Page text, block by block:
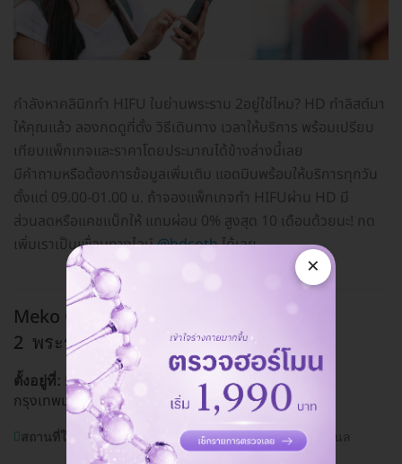
กำลังหาคลินิกทำ HIFU ในย่านพระราม 2อยู่ใช่ไหม? HD ทำลิสต์มา
ให้คุณแล้ว ลองกดดูที่ตั้ง วิธีเดินทาง เวลาให้บริการ พร้อมเปรียบ
เทียบแพ็กเกจและราคาโดยประมาณได้ข้างล่างนี้เลย
มีคำถามหรือต้องการข้อมูลเพิ่มเติม แอดมินพร้อมให้บริการทุกวัน
ตั้งแต่ 09.00-01.00 น. ถ้าจองแพ็กเกจทำ HIFUผ่าน HD มี
ส่วนลดหรือแคชแบ็กให้ แถมผ่อน 0% สูงสุด 10 เดือนด้วยนะ! กด
เพิ่มเราเป็นเพื่อนทางไลน์@hdcothได้เลย
Meko Clinic (เมโกะ คลินิก) สาขาพระราม
2 พระราม 2
ตั้งอยู่ที่: 500 ถ. พระรามที่ 2 แขวงบางมด เขตจอมทอง
กรุงเทพมหานคร 10150
ดูแผนที่คลินิก
สถานที่ใกล้เคียง:โรงพยาบาลบางปะกอก 9 อินเตอร์เนชั่นแนล
×